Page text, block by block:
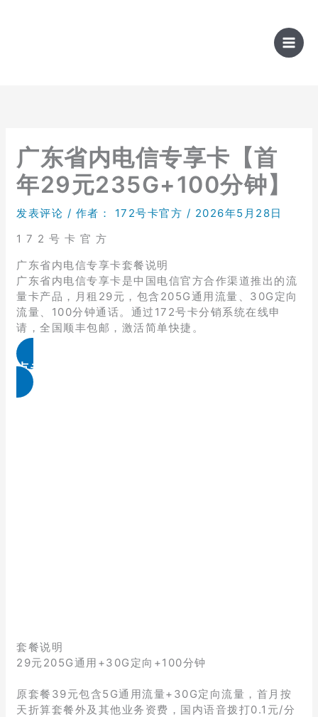
广东省内电信专享卡【首
年29元235G+100分钟】
发表评论 / 作者： 172号卡官方 / 2026年5月28日
1 7 2 号 卡 官 方
广东省内电信专享卡套餐说明
广东省内电信专享卡是中国电信官方合作渠道推出的流
量卡产品，月租29元，包含205G通用流量、30G定向
流量、100分钟通话。通过172号卡分销系统在线申
请，全国顺丰包邮，激活简单快捷。
点击免费领取
套餐说明
29元205G通用+30G定向+100分钟
原套餐39元包含5G通用流量+30G定向流量，首月按
天折算套餐外及其他业务资费，国内语音拨打0.1元/分